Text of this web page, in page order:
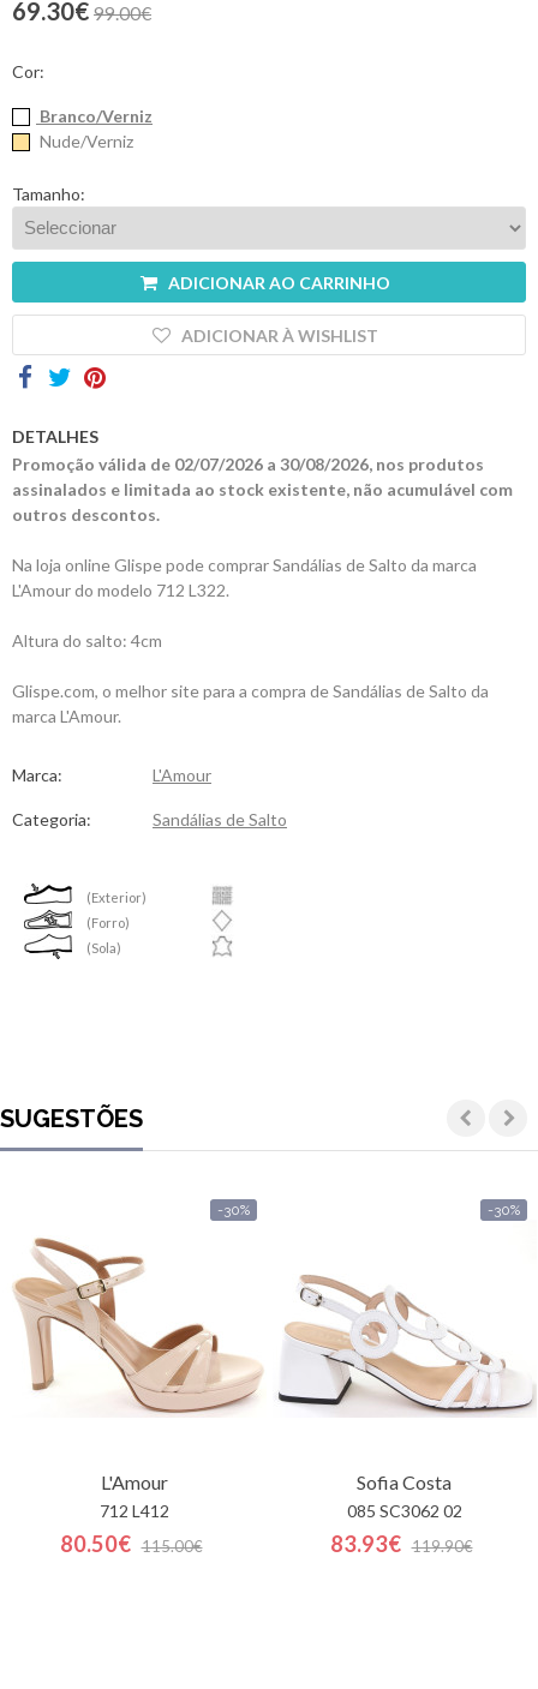
69.30€ 99.00€
Cor:
Branco/Verniz
Nude/Verniz
Tamanho:
ADICIONAR AO CARRINHO
ADICIONAR À WISHLIST
DETALHES
Promoção válida de 02/07/2026 a 30/08/2026, nos produtos
assinalados e limitada ao stock existente, não acumulável com
outros descontos.
Na loja online Glispe pode comprar Sandálias de Salto da marca
L'Amour do modelo 712 L322.
Altura do salto: 4cm
Glispe.com, o melhor site para a compra de Sandálias de Salto da
marca L'Amour.
Marca: L'Amour
Categoria: Sandálias de Salto
(Exterior)
(Forro)
(Sola)
SUGESTÕES
-30%
L'Amour
712 L412
80.50€ 115.00€
-30%
Sofia Costa
085 SC3062 02
83.93€ 119.90€